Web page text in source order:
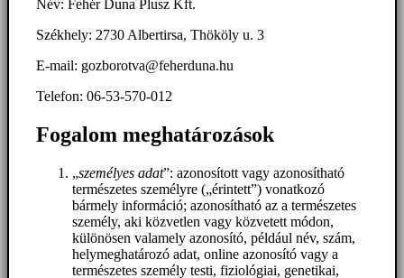
Név: Fehér Duna Plusz Kft.
Székhely: 2730 Albertirsa, Thököly u. 3
E-mail: gozborotva@feherduna.hu
Telefon: 06-53-570-012
Fogalom meghatározások
„személyes adat”: azonosított vagy azonosítható
természetes személyre („érintett”) vonatkozó
bármely információ; azonosítható az a természetes
személy, aki közvetlen vagy közvetett módon,
különösen valamely azonosító, például név, szám,
helymeghatározó adat, online azonosító vagy a
természetes személy testi, fiziológiai, genetikai,